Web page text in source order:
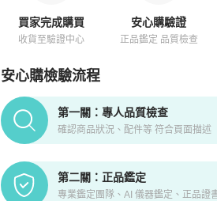
買家完成購買
收貨至驗證中心
安心購驗證
正品鑑定 品質檢查
安心購檢驗流程
PopChill拍拍圈正品驗證、安心購檢驗
第一關：專人品質檢查
確認商品狀況、配件等 符合頁面描述
第二關：正品鑑定
專業鑑定團隊、AI 儀器鑑定、正品證